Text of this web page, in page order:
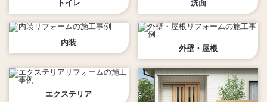
トイレ 洗面
内装
外壁・屋根
エクステリア